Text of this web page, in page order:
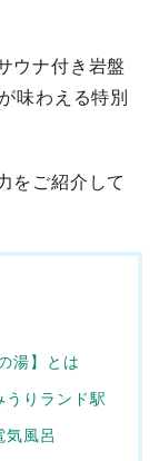
ウナ付き岩盤
味わえる特別
をご紹介して
湯】とは
うりランド駅
気風呂